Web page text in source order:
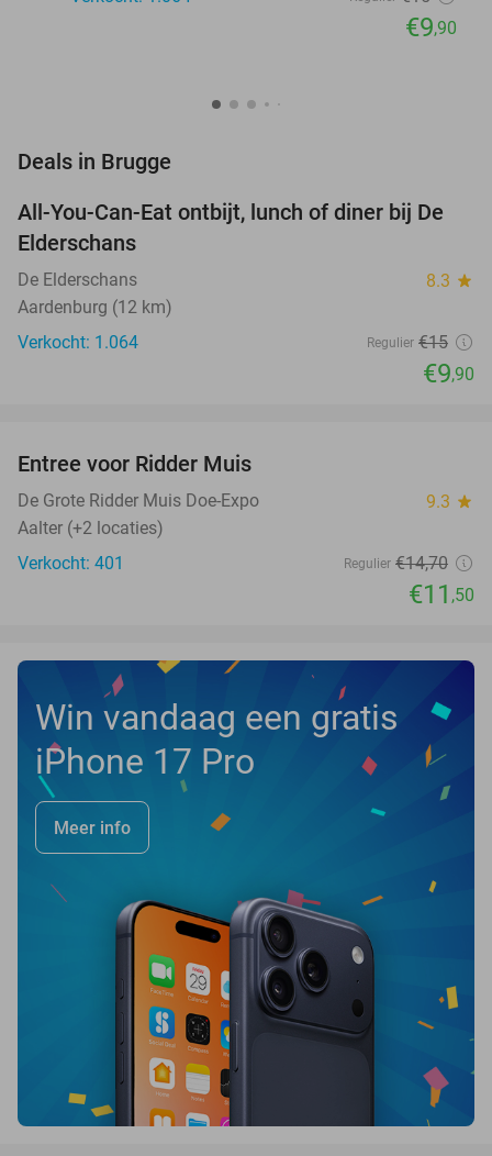
€9,90
Deals in Brugge
34%
All-You-Can-Eat ontbijt, lunch of diner bij De
Elderschans
De Elderschans 8.3 star
Aardenburg (12 km)
Verkocht: 1.064
Regulier €15
€9,90
Entree voor Ridder Muis
De Grote Ridder Muis Doe-Expo 9.3 star
Aalter (+2 locaties)
Verkocht: 401
Regulier €14,70
€11 ,50
Win vandaag een gratis
iPhone 17 Pro
Meer info